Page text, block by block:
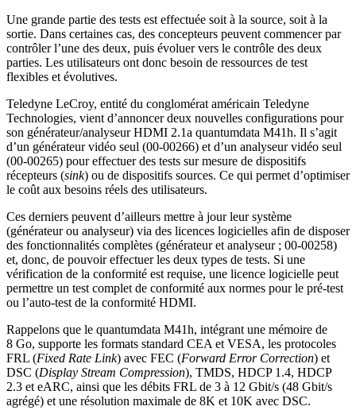
Une grande partie des tests est effectuée soit à la source, soit à la
sortie. Dans certaines cas, des concepteurs peuvent commencer par
contrôler l’une des deux, puis évoluer vers le contrôle des deux
parties. Les utilisateurs ont donc besoin de ressources de test
flexibles et évolutives.
Teledyne LeCroy, entité du conglomérat américain Teledyne
Technologies, vient d’annoncer deux nouvelles configurations pour
son générateur/analyseur HDMI 2.1a quantumdata M41h. Il s’agit
d’un générateur vidéo seul (00-00266) et d’un analyseur vidéo seul
(00-00265) pour effectuer des tests sur mesure de dispositifs
récepteurs (sink) ou de dispositifs sources. Ce qui permet d’optimiser
le coût aux besoins réels des utilisateurs.
Ces derniers peuvent d’ailleurs mettre à jour leur système
(générateur ou analyseur) via des licences logicielles afin de disposer
des fonctionnalités complètes (générateur et analyseur ; 00-00258)
et, donc, de pouvoir effectuer les deux types de tests. Si une
vérification de la conformité est requise, une licence logicielle peut
permettre un test complet de conformité aux normes pour le pré-test
ou l’auto-test de la conformité HDMI.
Rappelons que le quantumdata M41h, intégrant une mémoire de
8 Go, supporte les formats standard CEA et VESA, les protocoles
FRL (Fixed Rate Link) avec FEC (Forward Error Correction) et
DSC (Display Stream Compression), TMDS, HDCP 1.4, HDCP
2.3 et eARC, ainsi que les débits FRL de 3 à 12 Gbit/s (48 Gbit/s
agrégé) et une résolution maximale de 8K et 10K avec DSC.